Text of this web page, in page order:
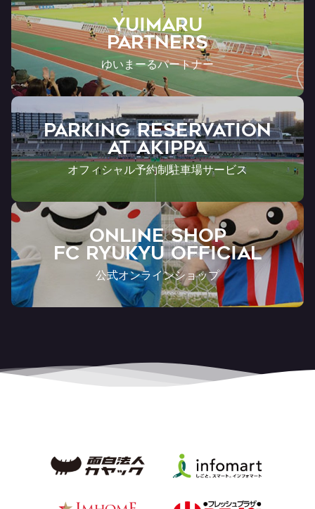
YUIMARU
Partners
ゆいまーるパートナー
PARKING RESERVATION
AT Akippa
オフィシャル予約制駐車場サービス
ONLINE SHOP
FC RYUKYU OFFICIAL
公式オンラインショップ